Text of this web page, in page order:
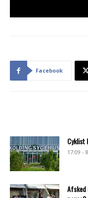
Facebook
Cyklist
17:09 -
Afsked